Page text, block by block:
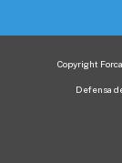
Copyright
Defensa